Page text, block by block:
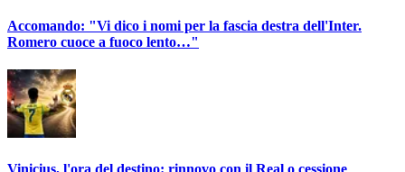
Accomando: "Vi dico i nomi per la fascia destra dell'Inter.
Romero cuoce a fuoco lento…"
Vinicius, l'ora del destino: rinnovo con il Real o cessione